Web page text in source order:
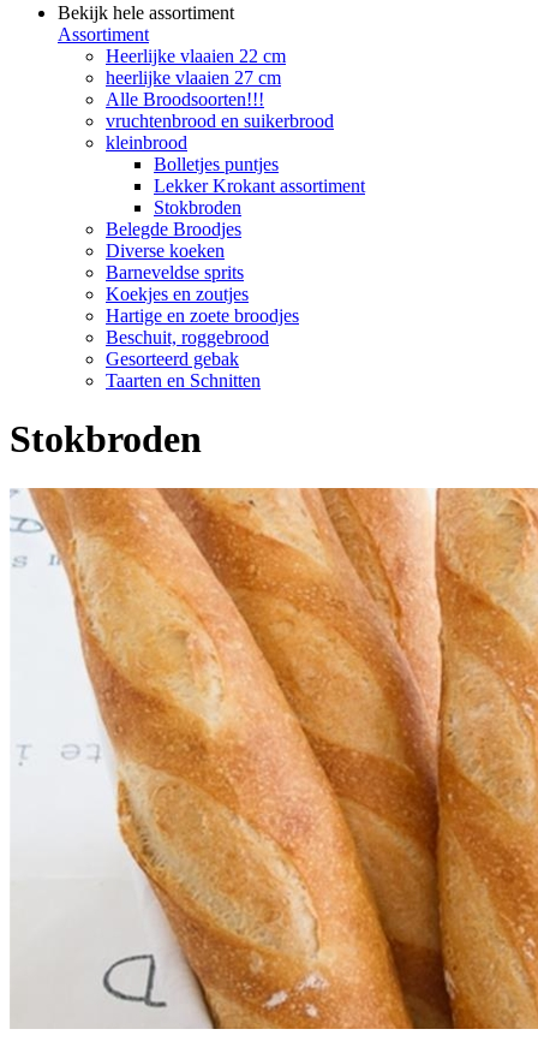
Bekijk hele assortiment
Assortiment
Heerlijke vlaaien 22 cm
heerlijke vlaaien 27 cm
Alle Broodsoorten!!!
vruchtenbrood en suikerbrood
kleinbrood
Bolletjes puntjes
Lekker Krokant assortiment
Stokbroden
Belegde Broodjes
Diverse koeken
Barneveldse sprits
Koekjes en zoutjes
Hartige en zoete broodjes
Beschuit, roggebrood
Gesorteerd gebak
Taarten en Schnitten
Stokbroden